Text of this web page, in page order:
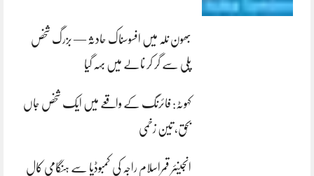
بھون نلہ میں افسوسناک حادثہ — بزرگ شخص
پلی سے گر کر نالے میں بہہ گیا
کہوٹہ: فائرنگ کے واقعے میں ایک شخص جاں
بحق، تین زخمی
انجینئر قمراسلام راجہ کی کمبوڈیا سے ہنگامی کال